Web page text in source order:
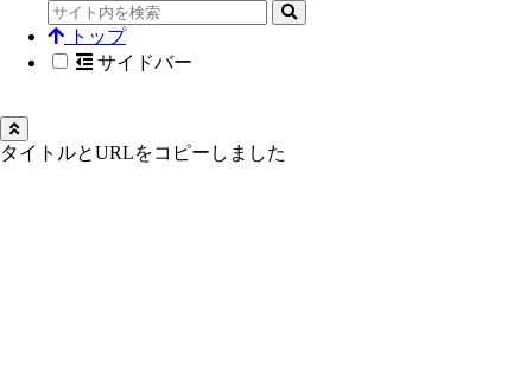
トップ
サイドバー
タイトルとURLをコピーしました